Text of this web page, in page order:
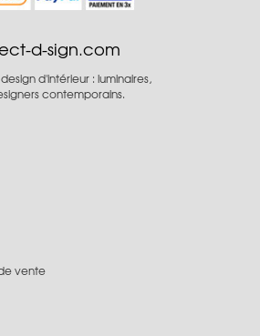
d-sign.com
d'intérieur : luminaires,
contemporains.
vente